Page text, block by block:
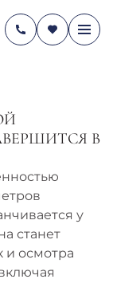
В
у
станет
и осмотра